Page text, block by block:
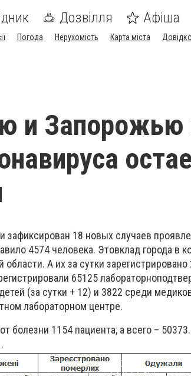
Дозвілля Афіша
Погода Нерухомість Карта міста
и Запорожью
18 новых случаев
4574 человека. Этовклад города в
А их за сутки
65125
(за сутки + 12) и 3822 среди
лабораторном центре.
болезни 1154 пациента, а всего –